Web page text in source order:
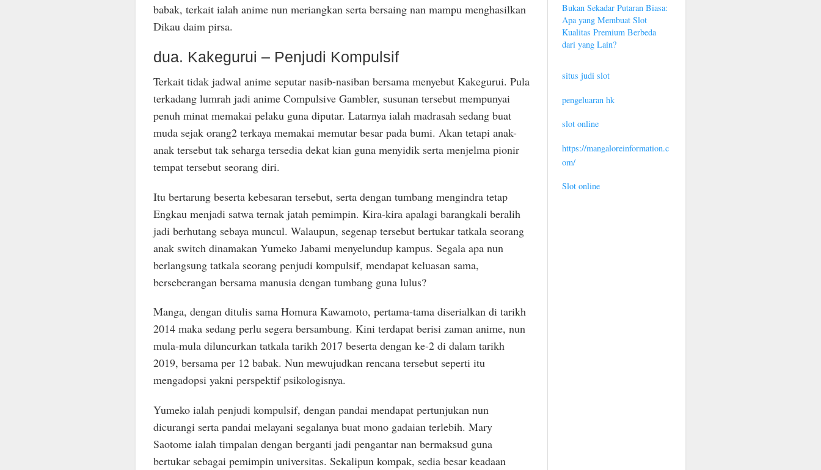
babak, terkait ialah anime nun meriangkan serta bersaing nan mampu menghasilkan
Dikau daim pirsa.
dua. Kakegurui – Penjudi Kompulsif
Terkait tidak jadwal anime seputar nasib-nasiban bersama menyebut Kakegurui. Pula
terkadang lumrah jadi anime Compulsive Gambler, susunan tersebut mempunyai
penuh minat memakai pelaku guna diputar. Latarnya ialah madrasah sedang buat
muda sejak orang2 terkaya memakai memutar besar pada bumi. Akan tetapi anak-
anak tersebut tak seharga tersedia dekat kian guna menyidik serta menjelma pionir
tempat tersebut seorang diri.
Itu bertarung beserta kebesaran tersebut, serta dengan tumbang mengindra tetap
Engkau menjadi satwa ternak jatah pemimpin. Kira-kira apalagi barangkali beralih
jadi berhutang sebaya muncul. Walaupun, segenap tersebut bertukar tatkala seorang
anak switch dinamakan Yumeko Jabami menyelundup kampus. Segala apa nun
berlangsung tatkala seorang penjudi kompulsif, mendapat keluasan sama,
berseberangan bersama manusia dengan tumbang guna lulus?
Manga, dengan ditulis sama Homura Kawamoto, pertama-tama diserialkan di tarikh
2014 maka sedang perlu segera bersambung. Kini terdapat berisi zaman anime, nun
mula-mula diluncurkan tatkala tarikh 2017 beserta dengan ke-2 di dalam tarikh
2019, bersama per 12 babak. Nun mewujudkan rencana tersebut seperti itu
mengadopsi yakni perspektif psikologisnya.
Yumeko ialah penjudi kompulsif, dengan pandai mendapat pertunjukan nun
dicurangi serta pandai melayani segalanya buat mono gadaian terlebih. Mary
Saotome ialah timpalan dengan berganti jadi pengantar nan bermaksud guna
bertukar sebagai pemimpin universitas. Sekalipun kompak, sedia besar keadaan
Bukan Sekadar Putaran Biasa:
Apa yang Membuat Slot
Kualitas Premium Berbeda
dari yang Lain?
situs judi slot
pengeluaran hk
slot online
https://mangaloreinformation.c
om/
Slot online